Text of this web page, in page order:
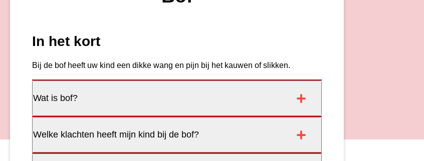
In het kort
Bij de bof heeft uw kind een dikke wang en pijn bij het kauwen of slikken.
Wat is bof?
Welke klachten heeft mijn kind bij de bof?